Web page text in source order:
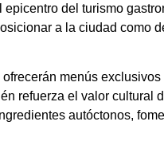
del turismo
a la ciudad como
menús
refuerza el valor
autóctonos,